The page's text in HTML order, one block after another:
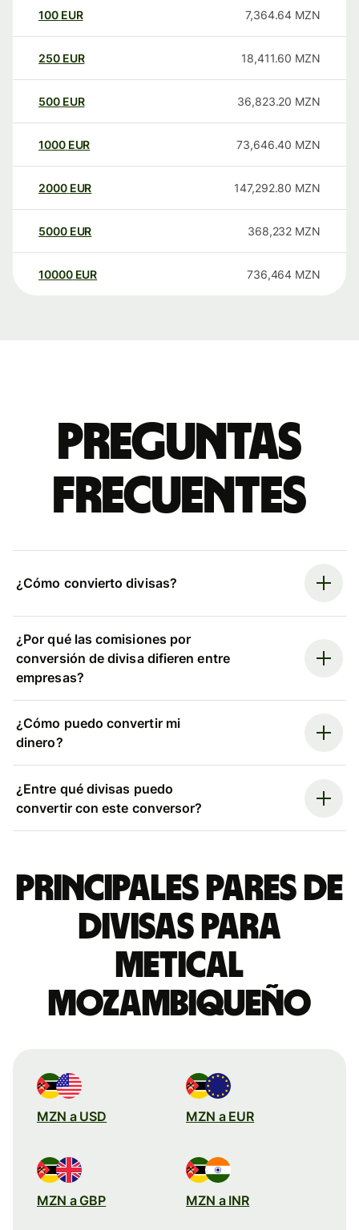
100 EUR 7,364.64 MZN
250 EUR 18,411.60 MZN
500 EUR 36,823.20 MZN
1000 EUR 73,646.40 MZN
2000 EUR 147,292.80 MZN
5000 EUR 368,232 MZN
10000 EUR 736,464 MZN
Preguntas
frecuentes
¿Cómo convierto divisas?
¿Por qué las comisiones por
conversión de divisa difieren entre
empresas?
¿Cómo puedo convertir mi
dinero?
¿Entre qué divisas puedo
convertir con este conversor?
Principales pares de
divisas para
metical
mozambiqueño
MZN a USD MZN a EUR
MZN a GBP MZN a INR